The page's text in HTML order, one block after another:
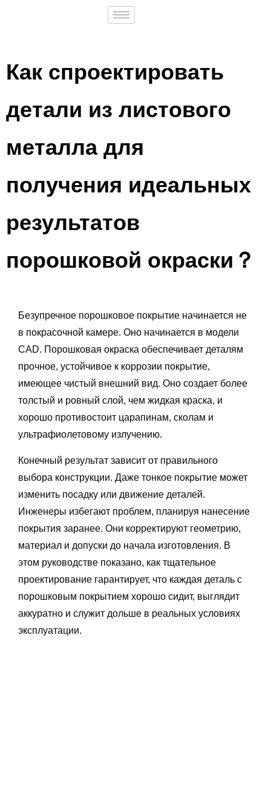
Как спроектировать
детали из листового
металла для
получения идеальных
результатов
порошковой окраски？
Безупречное порошковое покрытие начинается не
в покрасочной камере. Оно начинается в модели
CAD. Порошковая окраска обеспечивает деталям
прочное, устойчивое к коррозии покрытие,
имеющее чистый внешний вид. Оно создает более
толстый и ровный слой, чем жидкая краска, и
хорошо противостоит царапинам, сколам и
ультрафиолетовому излучению.
Конечный результат зависит от правильного
выбора конструкции. Даже тонкое покрытие может
изменить посадку или движение деталей.
Инженеры избегают проблем, планируя нанесение
покрытия заранее. Они корректируют геометрию,
материал и допуски до начала изготовления. В
этом руководстве показано, как тщательное
проектирование гарантирует, что каждая деталь с
порошковым покрытием хорошо сидит, выглядит
аккуратно и служит дольше в реальных условиях
эксплуатации.